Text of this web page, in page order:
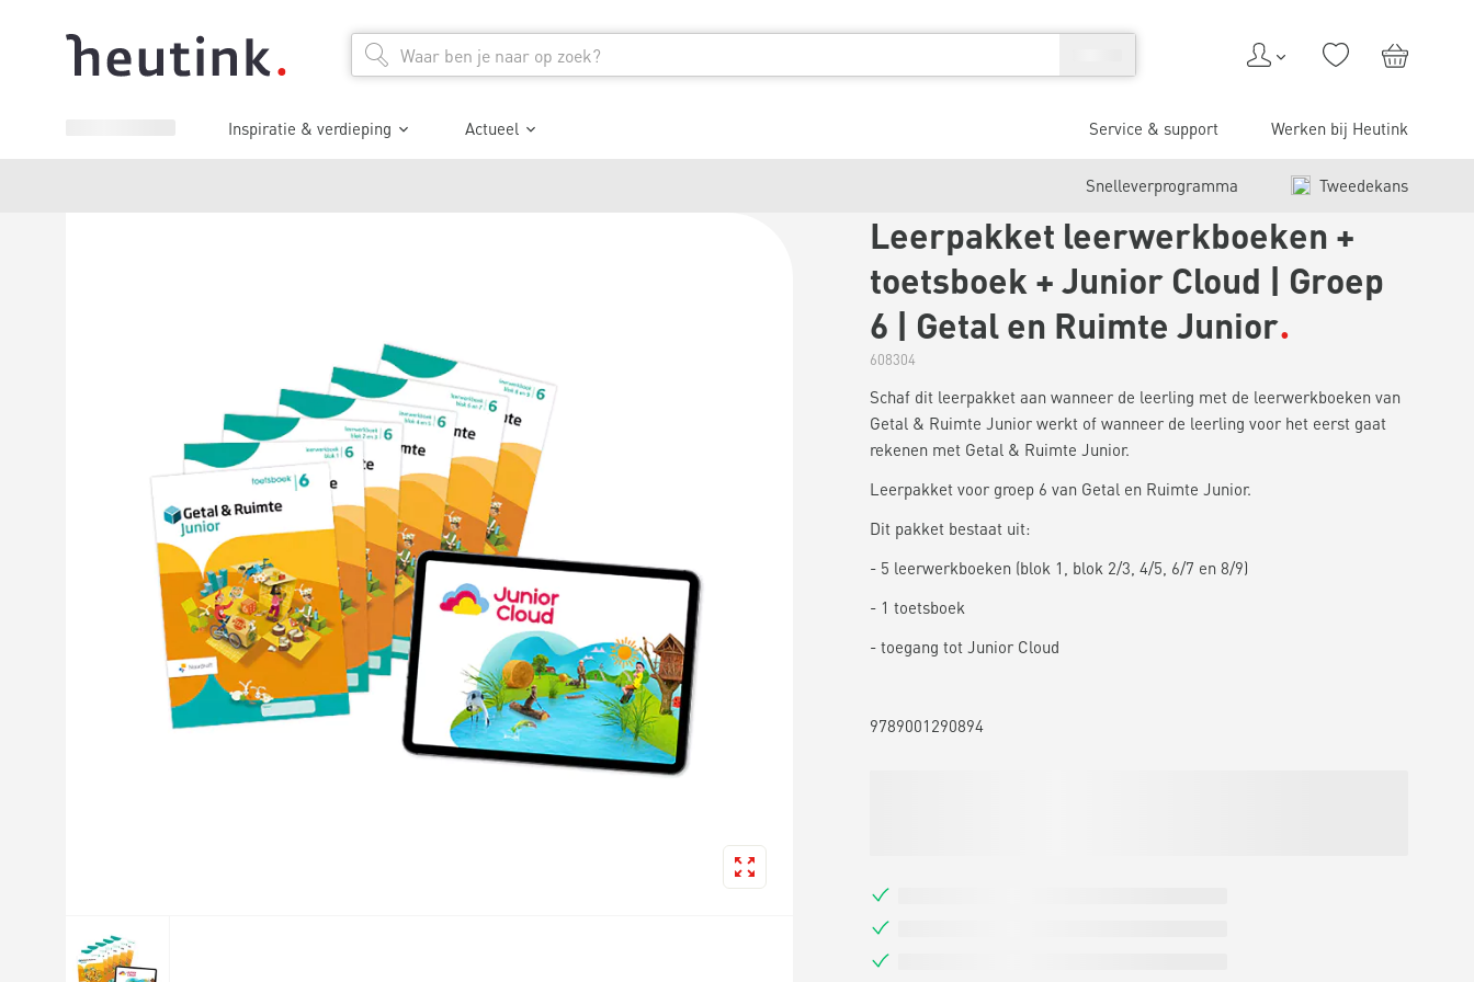
Inspiratie & verdieping Actueel Service & support Werken bij Heutink
Snelleverprogramma Tweedekans
Leerpakket leerwerkboeken +
toetsboek + Junior Cloud | Groep
6 | Getal en Ruimte Junior
608304
Schaf dit leerpakket aan wanneer de leerling met de leerwerkboeken van
Getal & Ruimte Junior werkt of wanneer de leerling voor het eerst gaat
rekenen met Getal & Ruimte Junior.
Leerpakket voor groep 6 van Getal en Ruimte Junior.
Dit pakket bestaat uit:
- 5 leerwerkboeken (blok 1, blok 2/3, 4/5, 6/7 en 8/9)
- 1 toetsboek
- toegang tot Junior Cloud
9789001290894